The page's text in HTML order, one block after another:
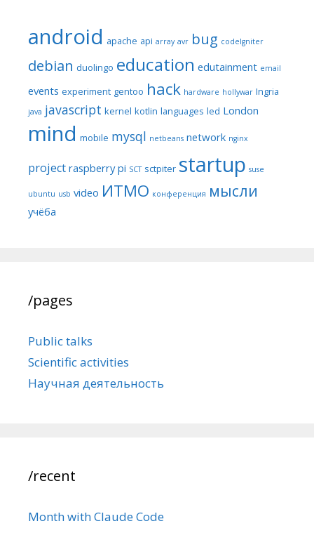
android apache api array avr bug codeIgniter
debian duolingo education edutainment email
events experiment gentoo hack hardware hollywar Ingria
java javascript kernel kotlin languages led London
mind mobile mysql netbeans network nginx
project raspberry pi SCT sctpiter startup suse
ubuntu usb video ИТМО конференция мысли
учёба
/pages
Public talks
Scientific activities
Научная деятельность
/recent
Month with Claude Code